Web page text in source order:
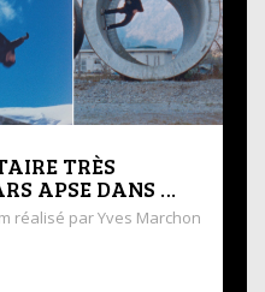
TRÈS
APSE DANS …
réalisé par Yves Marchon